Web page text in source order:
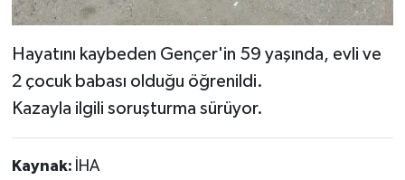
Hayatını kaybeden Gençer'in 59 yaşında, evli ve
2 çocuk babası olduğu öğrenildi.
Kazayla ilgili soruşturma sürüyor.
Kaynak: İHA